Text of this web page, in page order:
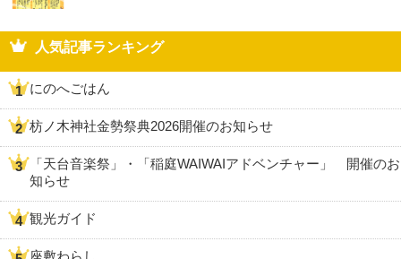
人気記事ランキング
にのへごはん
枋ノ木神社金勢祭典2026開催のお知らせ
「天台音楽祭」・「稲庭WAIWAIアドベンチャー」 開催のお
知らせ
観光ガイド
座敷わらし